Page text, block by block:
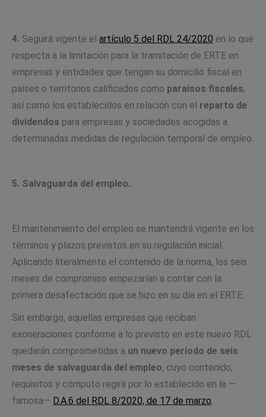
4. Seguirá vigente el artículo 5 del RDL 24/2020 en lo que
respecta a la limitación para la tramitación de ERTE en
empresas y entidades que tengan su domicilio fiscal en
países o territorios calificados como paraísos fiscales,
así como los establecidos en relación con el reparto de
dividendos para empresas y sociedades acogidas a
determinadas medidas de regulación temporal de empleo.
5. Salvaguarda del empleo.
El mantenimiento del empleo se mantendrá vigente en los
términos y plazos previstos en su regulación inicial.
Aplicando literalmente el contenido de la norma, los seis
meses de compromiso empezarían a contar con la
primera desafectación que se hizo en su día en el ERTE.
Sin embargo, aquellas empresas que reciban
exoneraciones conforme a lo previsto en este nuevo RDL
quedarán comprometidas a un nuevo período de seis
meses de salvaguarda del empleo, cuyo contenido,
requisitos y cómputo regirá por lo establecido en la —
famosa— D.A.6 del RDL 8/2020, de 17 de marzo.